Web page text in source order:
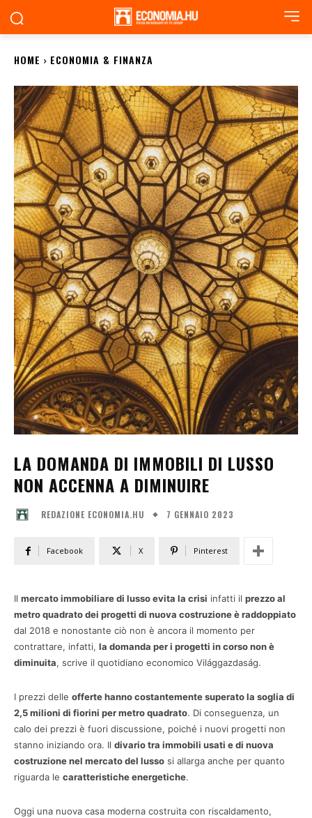
HOME ECONOMIA & FINANZA
LA DOMANDA DI IMMOBILI DI LUSSO
NON ACCENNA A DIMINUIRE
REDAZIONE ECONOMIA.HU 7 GENNAIO 2023
Facebook X Pinterest
Il mercato immobiliare di lusso evita la crisi infatti il prezzo al
metro quadrato dei progetti di nuova costruzione è raddoppiato
dal 2018 e nonostante ciò non è ancora il momento per
contrattare, infatti, la domanda per i progetti in corso non è
diminuita, scrive il quotidiano economico Világgazdaság.
I prezzi delle offerte hanno costantemente superato la soglia di
2,5 milioni di fiorini per metro quadrato. Di conseguenza, un
calo dei prezzi è fuori discussione, poiché i nuovi progetti non
stanno iniziando ora. Il divario tra immobili usati e di nuova
costruzione nel mercato del lusso si allarga anche per quanto
riguarda le caratteristiche energetiche.
Oggi una nuova casa moderna costruita con riscaldamento,